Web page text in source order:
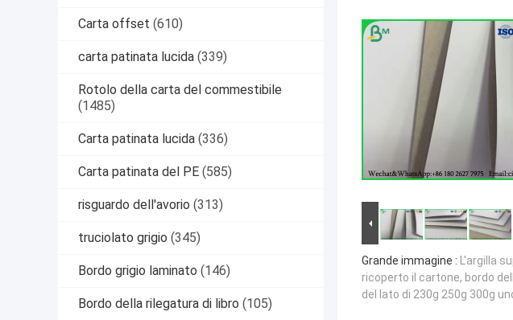
Carta offset (610)
carta patinata lucida (339)
Rotolo della carta del commestibile
(1485)
Carta patinata lucida (336)
Carta patinata del PE (585)
risguardo dell'avorio (313)
truciolato grigio (345)
Bordo grigio laminato (146)
Bordo della rilegatura di libro (105)
Grande immagine : L'argilla
ricoperto il cartone, bordo
del lato di 230g 250g 300g